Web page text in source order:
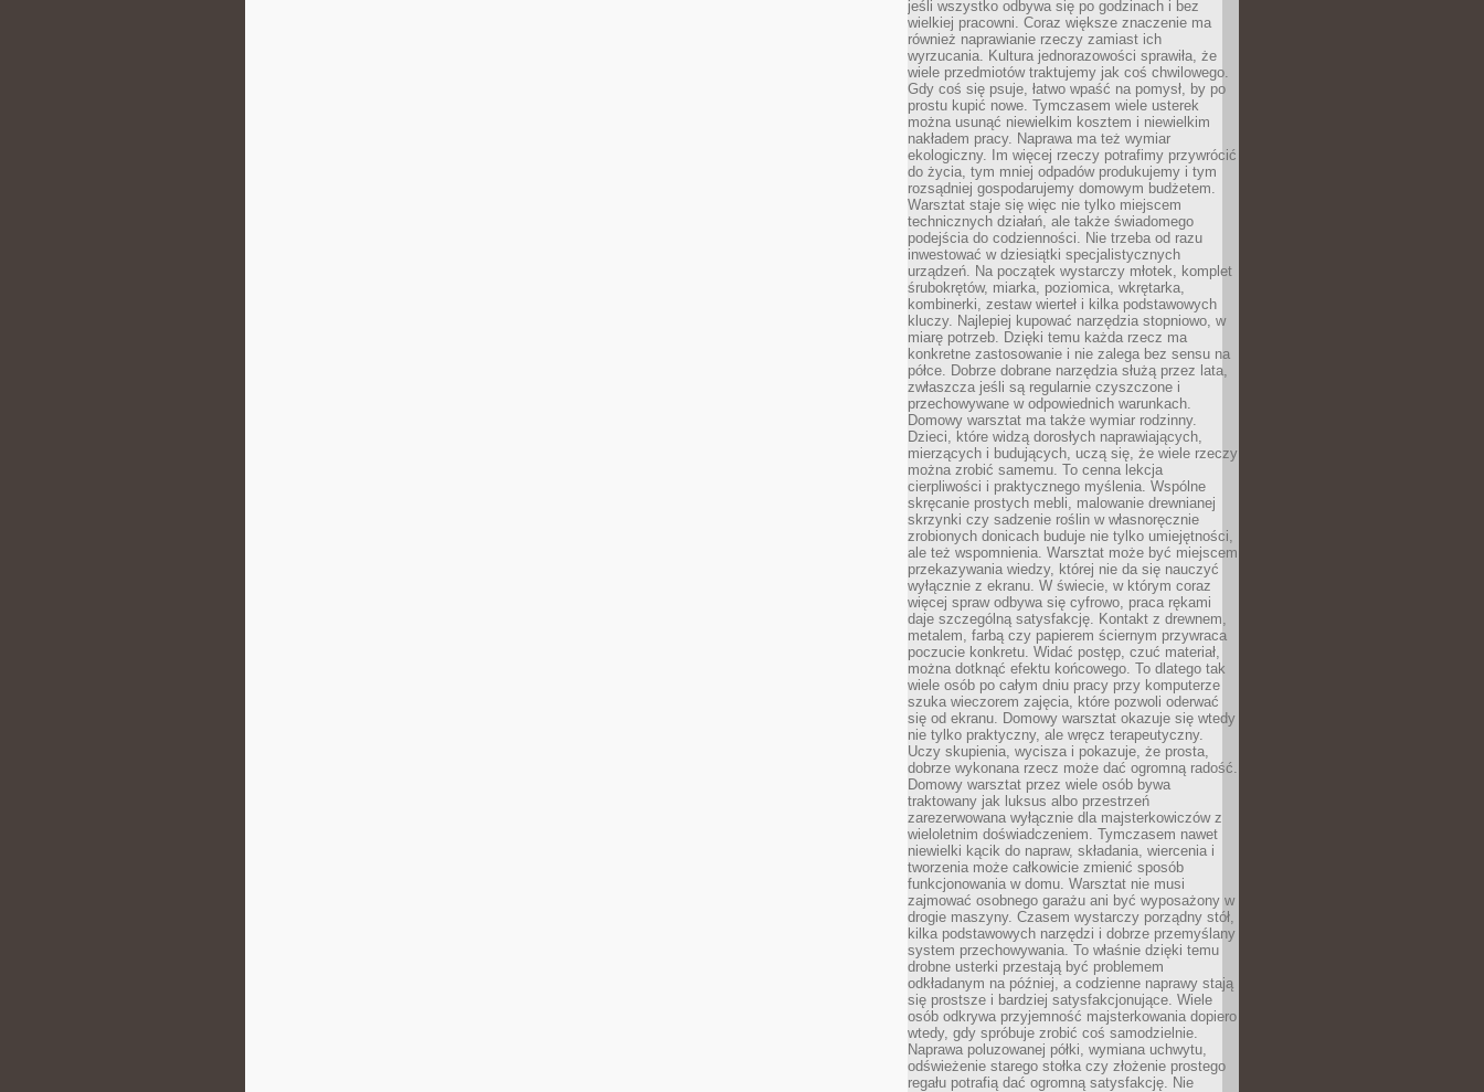
jeśli wszystko odbywa się po godzinach i bez
wielkiej pracowni. Coraz większe znaczenie ma
również naprawianie rzeczy zamiast ich
wyrzucania. Kultura jednorazowości sprawiła, że
wiele przedmiotów traktujemy jak coś chwilowego.
Gdy coś się psuje, łatwo wpaść na pomysł, by po
prostu kupić nowe. Tymczasem wiele usterek
można usunąć niewielkim kosztem i niewielkim
nakładem pracy. Naprawa ma też wymiar
ekologiczny. Im więcej rzeczy potrafimy przywrócić
do życia, tym mniej odpadów produkujemy i tym
rozsądniej gospodarujemy domowym budżetem.
Warsztat staje się więc nie tylko miejscem
technicznych działań, ale także świadomego
podejścia do codzienności. Nie trzeba od razu
inwestować w dziesiątki specjalistycznych
urządzeń. Na początek wystarczy młotek, komplet
śrubokrętów, miarka, poziomica, wkrętarka,
kombinerki, zestaw wierteł i kilka podstawowych
kluczy. Najlepiej kupować narzędzia stopniowo, w
miarę potrzeb. Dzięki temu każda rzecz ma
konkretne zastosowanie i nie zalega bez sensu na
półce. Dobrze dobrane narzędzia służą przez lata,
zwłaszcza jeśli są regularnie czyszczone i
przechowywane w odpowiednich warunkach.
Domowy warsztat ma także wymiar rodzinny.
Dzieci, które widzą dorosłych naprawiających,
mierzących i budujących, uczą się, że wiele rzeczy
można zrobić samemu. To cenna lekcja
cierpliwości i praktycznego myślenia. Wspólne
skręcanie prostych mebli, malowanie drewnianej
skrzynki czy sadzenie roślin w własnoręcznie
zrobionych donicach buduje nie tylko umiejętności,
ale też wspomnienia. Warsztat może być miejscem
przekazywania wiedzy, której nie da się nauczyć
wyłącznie z ekranu. W świecie, w którym coraz
więcej spraw odbywa się cyfrowo, praca rękami
daje szczególną satysfakcję. Kontakt z drewnem,
metalem, farbą czy papierem ściernym przywraca
poczucie konkretu. Widać postęp, czuć materiał,
można dotknąć efektu końcowego. To dlatego tak
wiele osób po całym dniu pracy przy komputerze
szuka wieczorem zajęcia, które pozwoli oderwać
się od ekranu. Domowy warsztat okazuje się wtedy
nie tylko praktyczny, ale wręcz terapeutyczny.
Uczy skupienia, wycisza i pokazuje, że prosta,
dobrze wykonana rzecz może dać ogromną radość.
Domowy warsztat przez wiele osób bywa
traktowany jak luksus albo przestrzeń
zarezerwowana wyłącznie dla majsterkowiczów z
wieloletnim doświadczeniem. Tymczasem nawet
niewielki kącik do napraw, składania, wiercenia i
tworzenia może całkowicie zmienić sposób
funkcjonowania w domu. Warsztat nie musi
zajmować osobnego garażu ani być wyposażony w
drogie maszyny. Czasem wystarczy porządny stół,
kilka podstawowych narzędzi i dobrze przemyślany
system przechowywania. To właśnie dzięki temu
drobne usterki przestają być problemem
odkładanym na później, a codzienne naprawy stają
się prostsze i bardziej satysfakcjonujące. Wiele
osób odkrywa przyjemność majsterkowania dopiero
wtedy, gdy spróbuje zrobić coś samodzielnie.
Naprawa poluzowanej półki, wymiana uchwytu,
odświeżenie starego stołka czy złożenie prostego
regału potrafią dać ogromną satysfakcję. Nie